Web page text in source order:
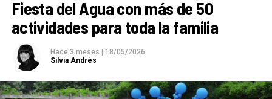
Fiesta del Agua con más de 50
actividades para toda la familia
Hace 3 meses
18/05/2026
Silvia Andrés